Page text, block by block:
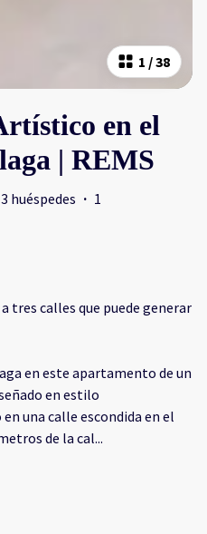
1 /38
en el
| REMS
3 huéspedes · 1
tres calles que puede generar
en este apartamento de un
en estilo
una calle escondida en el
de la cal...